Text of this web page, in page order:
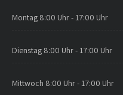
Montag 8:00 Uhr - 17:00 Uhr
Dienstag 8:00 Uhr - 17:00 Uhr
Mittwoch 8:00 Uhr - 17:00 Uhr